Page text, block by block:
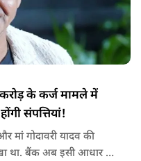
के कर्ज मामले में
संपत्तियां!
मां गोदावरी यादव की
था. बैंक अब इसी आधार पर